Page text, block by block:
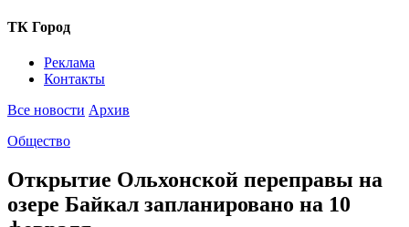
ТК Город
Реклама
Контакты
Все новости Архив
Общество
Открытие Ольхонской переправы на
озере Байкал запланировано на 10